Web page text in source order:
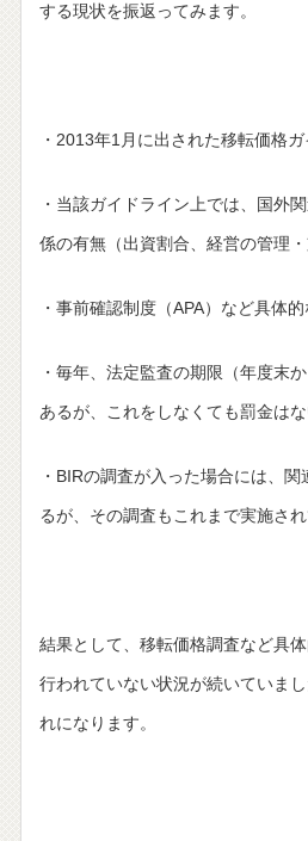
する現状を振返ってみます。
・2013年1月に出された移転価格
・当該ガイドライン上では、国外
係の有無（出資割合、経営の管理
・事前確認制度（APA）など具体
・毎年、法定監査の期限（年度末
あるが、これをしなくても罰金はな
・BIRの調査が入った場合には、
るが、その調査もこれまで実施され
結果として、移転価格調査など具
行われていない状況が続いていま
れになります。